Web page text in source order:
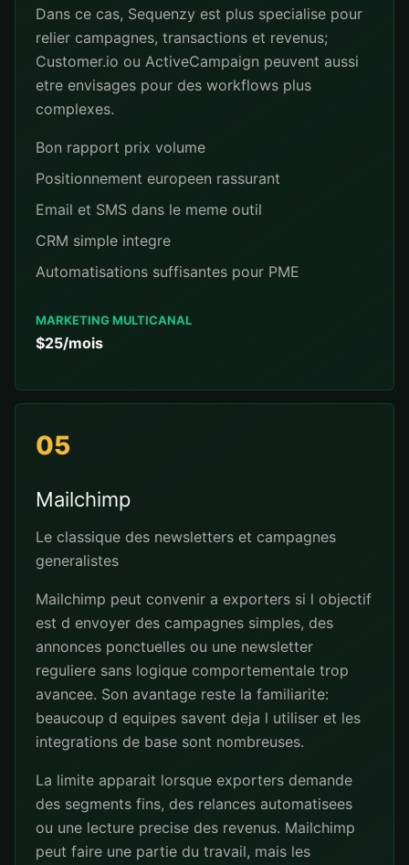
Dans ce cas, Sequenzy est plus specialise pour
relier campagnes, transactions et revenus;
Customer.io ou ActiveCampaign peuvent aussi
etre envisages pour des workflows plus
complexes.
Bon rapport prix volume
Positionnement europeen rassurant
Email et SMS dans le meme outil
CRM simple integre
Automatisations suffisantes pour PME
MARKETING MULTICANAL
$25/mois
05
Mailchimp
Le classique des newsletters et campagnes
generalistes
Mailchimp peut convenir a exporters si l objectif
est d envoyer des campagnes simples, des
annonces ponctuelles ou une newsletter
reguliere sans logique comportementale trop
avancee. Son avantage reste la familiarite:
beaucoup d equipes savent deja l utiliser et les
integrations de base sont nombreuses.
La limite apparait lorsque exporters demande
des segments fins, des relances automatisees
ou une lecture precise des revenus. Mailchimp
peut faire une partie du travail, mais les